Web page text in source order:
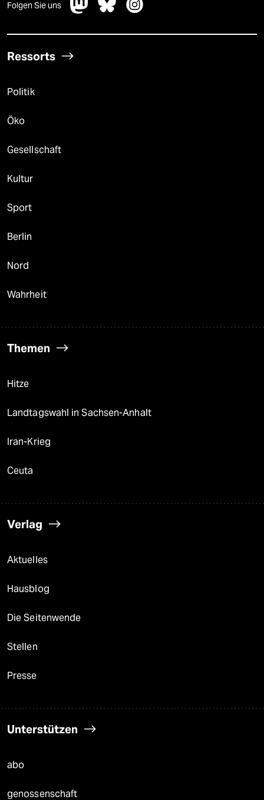
Folgen Sie uns
Ressorts
Politik
Öko
Gesellschaft
Kultur
Sport
Berlin
Nord
Wahrheit
Themen
Hitze
Landtagswahl in Sachsen-Anhalt
Iran-Krieg
Ceuta
Verlag
Aktuelles
Hausblog
Die Seitenwende
Stellen
Presse
Unterstützen
abo
genossenschaft